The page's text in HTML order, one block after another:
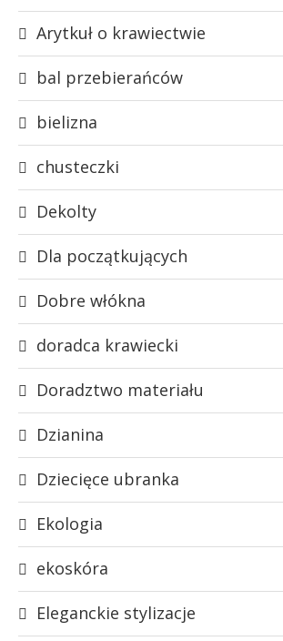
Arytkuł o krawiectwie
bal przebierańców
bielizna
chusteczki
Dekolty
Dla początkujących
Dobre włókna
doradca krawiecki
Doradztwo materiału
Dzianina
Dziecięce ubranka
Ekologia
ekoskóra
Eleganckie stylizacje